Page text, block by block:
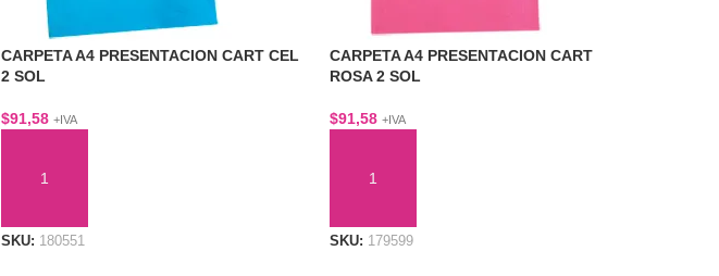
CARPETA A4 PRESENTACION CART CEL
2 SOL
$91,58 +IVA
SKU: 180551
CARPETA A4 PRESENTACION CART
ROSA 2 SOL
$91,58 +IVA
SKU: 179599